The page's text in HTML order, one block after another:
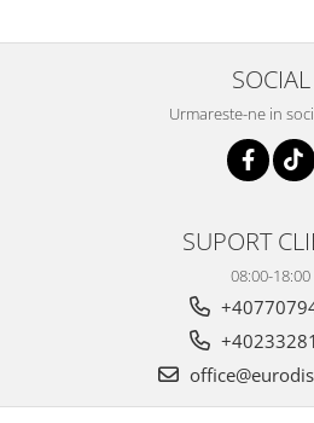
SOCIAL
Urmareste-ne in
SUPORT
08:00-18:00